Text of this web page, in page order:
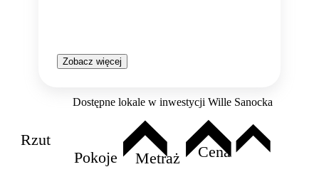
Zobacz więcej
Dostępne lokale w inwestycji Wille Sanocka
Rzut
Pokoje
Metraż Cena